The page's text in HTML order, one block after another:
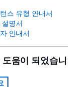
스 유형 안내서
명서
안내서
움이 되었습니